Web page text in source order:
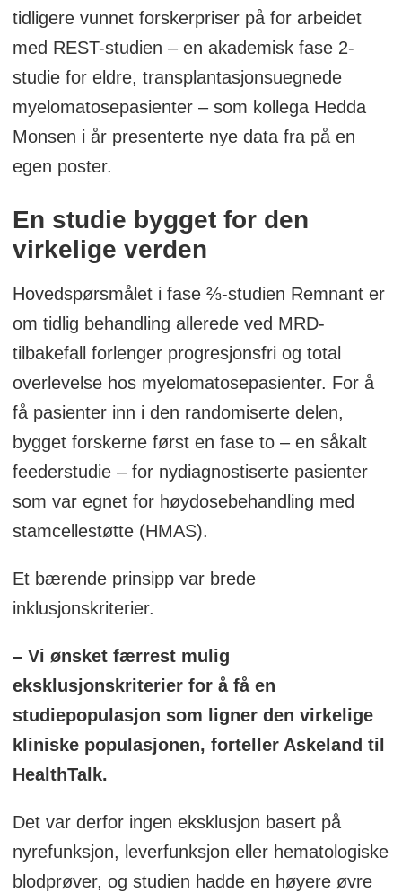
tidligere vunnet forskerpriser på for arbeidet
med REST-studien – en akademisk fase 2-
studie for eldre, transplantasjonsuegnede
myelomatosepasienter – som kollega Hedda
Monsen i år presenterte nye data fra på en
egen poster.
En studie bygget for den
virkelige verden
Hovedspørsmålet i fase ⅔-studien Remnant er
om tidlig behandling allerede ved MRD-
tilbakefall forlenger progresjonsfri og total
overlevelse hos myelomatosepasienter. For å
få pasienter inn i den randomiserte delen,
bygget forskerne først en fase to – en såkalt
feederstudie – for nydiagnostiserte pasienter
som var egnet for høydosebehandling med
stamcellestøtte (HMAS).
Et bærende prinsipp var brede
inklusjonskriterier.
– Vi ønsket færrest mulig
eksklusjonskriterier for å få en
studiepopulasjon som ligner den virkelige
kliniske populasjonen, forteller Askeland til
HealthTalk.
Det var derfor ingen eksklusjon basert på
nyrefunksjon, leverfunksjon eller hematologiske
blodprøver, og studien hadde en høyere øvre